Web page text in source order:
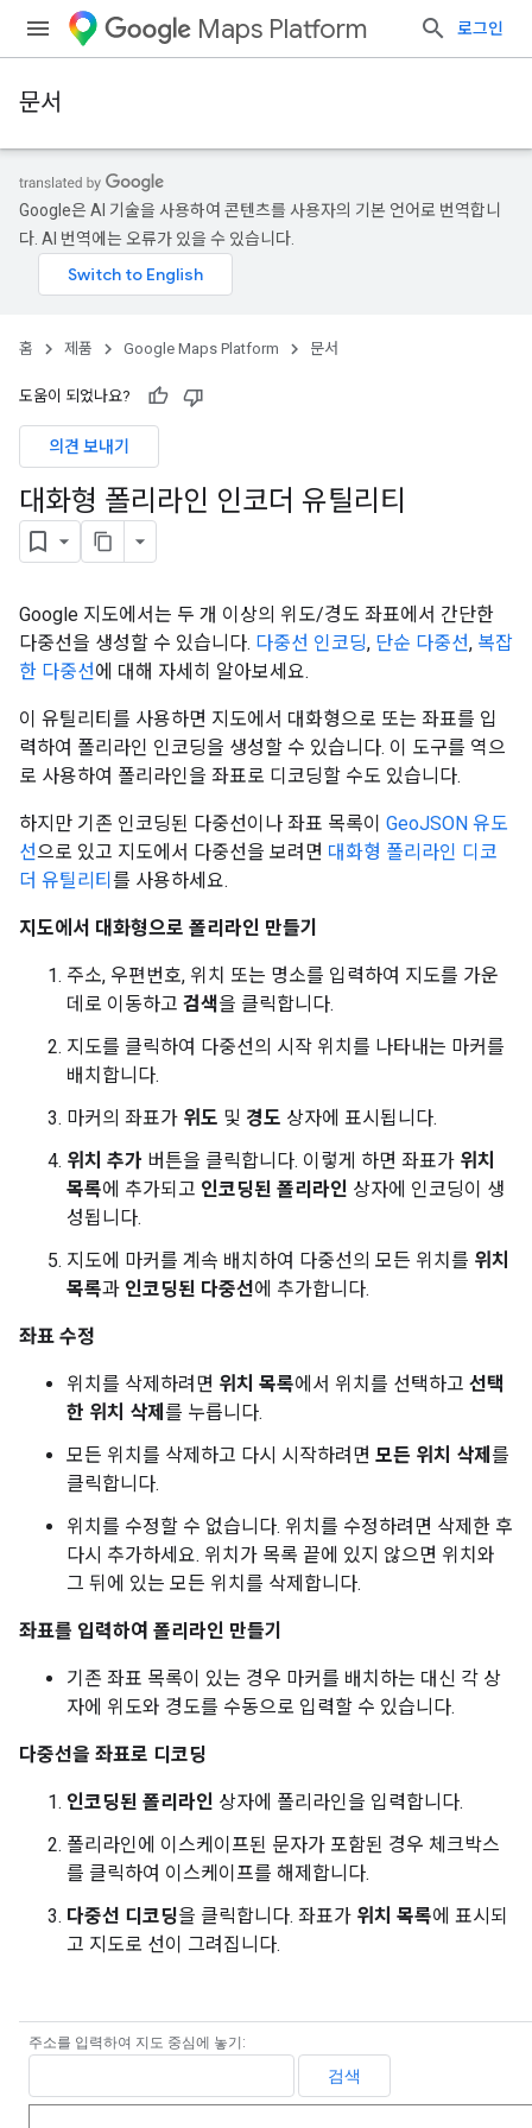
Maps Platform 로그인
문서
Google은 AI 기술을 사용하여 콘텐츠를 사용자의 기본 언어로 번역합니
다. AI 번역에는 오류가 있을 수 있습니다.
홈 제품 Google Maps Platform 문서
도움이 되었나요?
의견 보내기
대화형 폴리라인 인코더 유틸리티
Google 지도에서는 두 개 이상의 위도/경도 좌표에서 간단한
다중선을 생성할 수 있습니다. 다중선 인코딩, 단순 다중선, 복잡
한 다중선에 대해 자세히 알아보세요.
이 유틸리티를 사용하면 지도에서 대화형으로 또는 좌표를 입
력하여 폴리라인 인코딩을 생성할 수 있습니다. 이 도구를 역으
로 사용하여 폴리라인을 좌표로 디코딩할 수도 있습니다.
하지만 기존 인코딩된 다중선이나 좌표 목록이 GeoJSON 유도
선으로 있고 지도에서 다중선을 보려면 대화형 폴리라인 디코
더 유틸리티 를 사용하세요.
지도에서 대화형으로 폴리라인 만들기
주소, 우편번호, 위치 또는 명소를 입력하여 지도를 가운
데로 이동하고 검색을 클릭합니다.
지도를 클릭하여 다중선의 시작 위치를 나타내는 마커를
배치합니다.
마커의 좌표가 위도 및 경도 상자에 표시됩니다.
위치 추가 버튼을 클릭합니다. 이렇게 하면 좌표가 위치
목록에 추가되고 인코딩된 폴리라인 상자에 인코딩이 생
성됩니다.
지도에 마커를 계속 배치하여 다중선의 모든 위치를 위치
목록과 인코딩된 다중선에 추가합니다.
좌표 수정
위치를 삭제하려면 위치 목록에서 위치를 선택하고 선택
한 위치 삭제 를 누릅니다.
모든 위치를 삭제하고 다시 시작하려면 모든 위치 삭제 를
클릭합니다.
위치를 수정할 수 없습니다. 위치를 수정하려면 삭제한 후
다시 추가하세요. 위치가 목록 끝에 있지 않으면 위치와
그 뒤에 있는 모든 위치를 삭제합니다.
좌표를 입력하여 폴리라인 만들기
기존 좌표 목록이 있는 경우 마커를 배치하는 대신 각 상
자에 위도와 경도를 수동으로 입력할 수 있습니다.
다중선을 좌표로 디코딩
인코딩된 폴리라인 상자에 폴리라인을 입력합니다.
폴리라인에 이스케이프된 문자가 포함된 경우 체크박스
를 클릭하여 이스케이프를 해제합니다.
다중선 디코딩을 클릭합니다. 좌표가 위치 목록에 표시되
고 지도로 선이 그려집니다.